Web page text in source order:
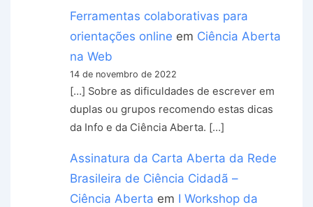
Ferramentas colaborativas para
orientações online em Ciência Aberta
na Web
14 de novembro de 2022
[…] Sobre as dificuldades de escrever em
duplas ou grupos recomendo estas dicas
da Info e da Ciência Aberta. […]
Assinatura da Carta Aberta da Rede
Brasileira de Ciência Cidadã –
Ciência Aberta em I Workshop da